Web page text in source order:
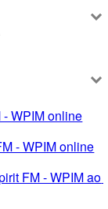
WPIM online
- WPIM online
FM - WPIM ao